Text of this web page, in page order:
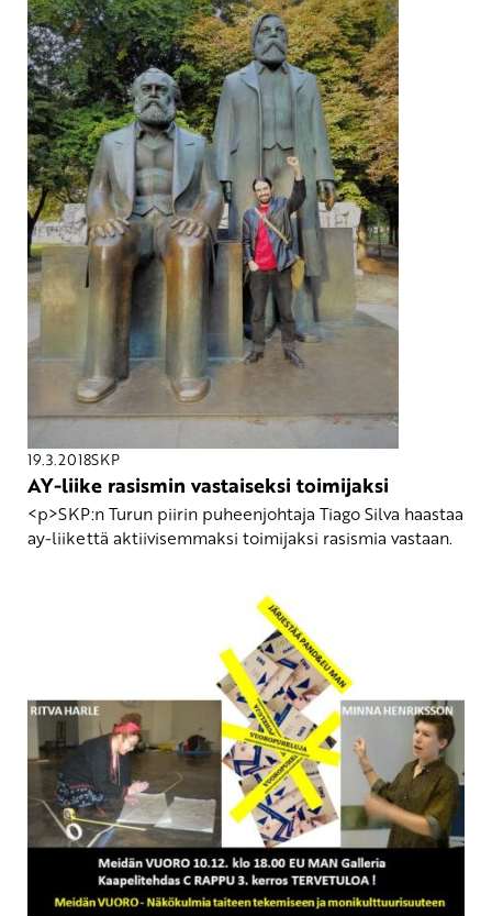
19.3.2018SKP
AY-liike rasismin vastaiseksi toimijaksi
<p>SKP:n Turun piirin puheenjohtaja Tiago Silva haastaa
ay-liikettä aktiivisemmaksi toimijaksi rasismia vastaan.